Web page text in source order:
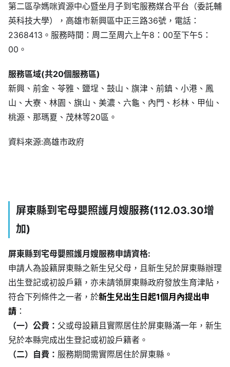
第二區孕媽咪資源中心暨坐月子到宅服務媒合平台（委託輔
英科技大學），高雄市新興區中正三路36號，電話：
2368413。服務時間：周二至周六上午8：00至下午5：
00。
服務區域(共20個服務區)
新興、前金、苓雅、鹽埕、鼓山、旗津、前鎮、小港、鳳
山、大寮、林園、旗山、美濃、六龜、內門、杉林、甲仙、
桃源、那瑪夏、茂林等20區。
資料來源:高雄市政府
屏東縣到宅母嬰照護月嫂服務(112.03.30增
加)
屏東縣到宅母嬰照護月嫂服務申請資格:
申請人為設籍屏東縣之新生兒父母，且新生兒於屏東縣辦理
出生登記或初設戶籍，亦未請領屏東縣政府發放生育津貼，
符合下列條件之一者，於新生兒出生日起1個月內提出申
請 ：
（一）公費： 父或母設籍且實際居住於屏東縣滿一年，新生
兒於本縣完成出生登記或初設戶籍者。
（二）自費： 服務期間需實際居住於屏東縣。